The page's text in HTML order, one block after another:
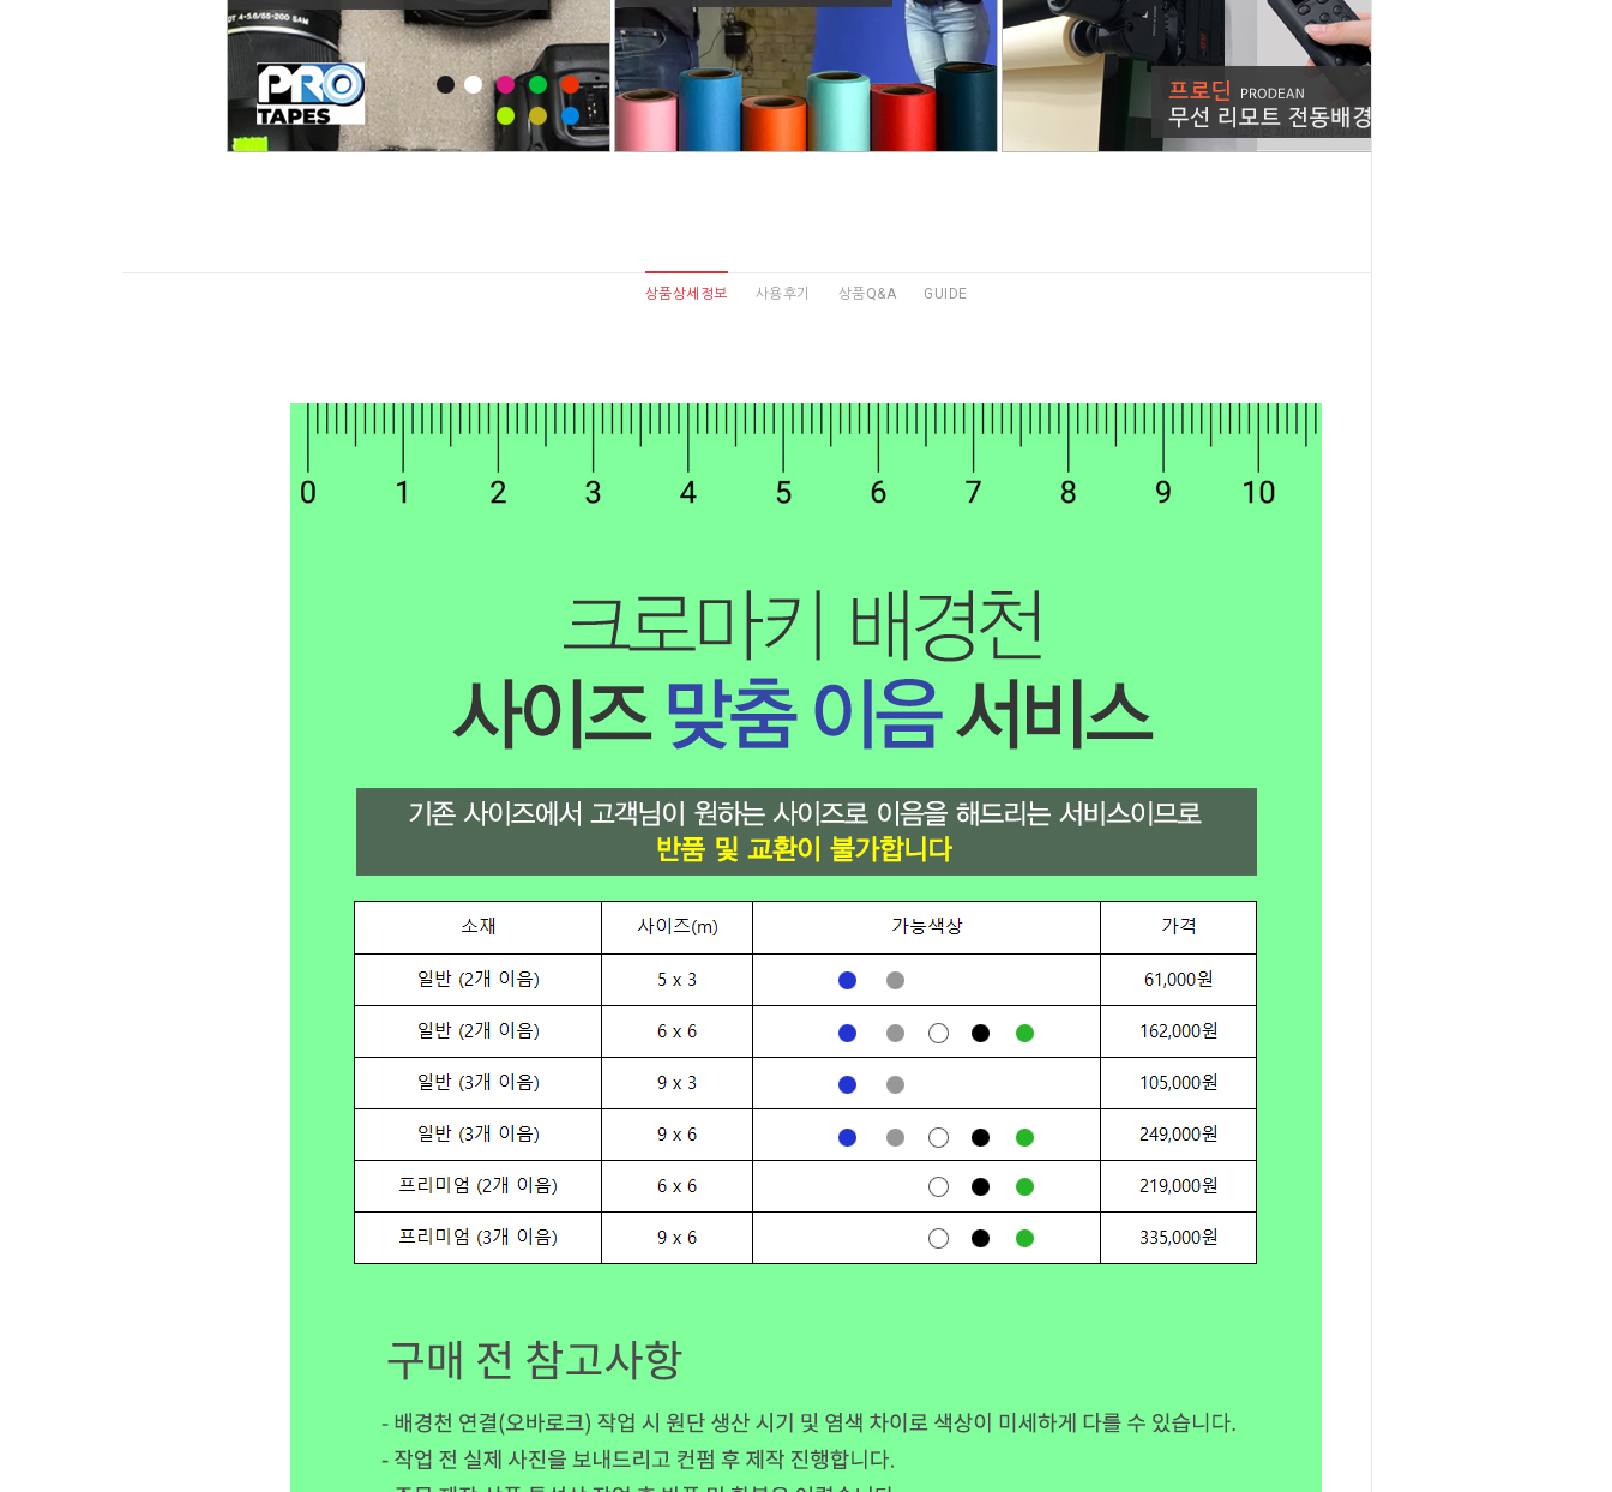
상품상세정보 사용후기 상품Q&A GUIDE